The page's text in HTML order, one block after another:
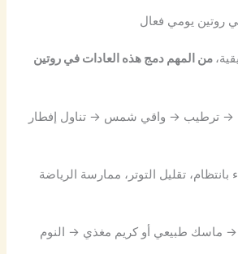
روتين يومي فعال
من المهم دمج هذه العادات في روتين
→ ترطيب → واقي شمس → تناول إفطار
تقليل التوتر، ممارسة الرياضة
ماسك طبيعي أو كريم مغذي → النوم